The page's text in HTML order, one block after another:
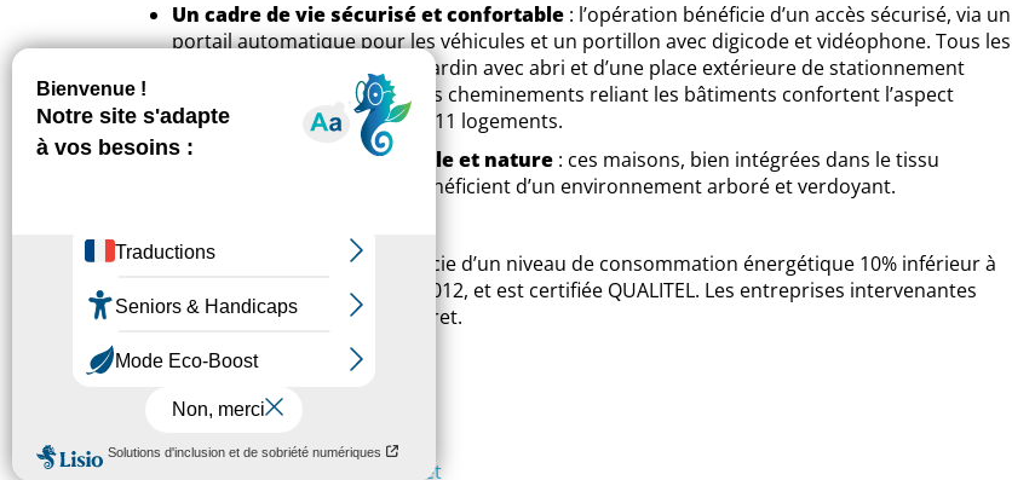
Un cadre de vie sécurisé et confortable : l’opération bénéficie d’un accès sécurisé, via un
portail automatique pour les véhicules et un portillon avec digicode et vidéophone. Tous les
logements bénéficient d’un jardin avec abri et d’une place extérieure de stationnement
(dont 2 aux normes PMR). Les cheminements reliant les bâtiments confortent l’aspect
« cocon dans la ville » de ces 11 logements.
Une construction entre ville et nature : ces maisons, bien intégrées dans le tissu
pavillonnaire du quartier, bénéficient d’un environnement arboré et verdoyant.
L'opération, livrée fin 2018, bénéficie d’un niveau de consommation énergétique 10% inférieur à
la règlementation thermique RT 2012, et est certifiée QUALITEL. Les entreprises intervenantes
sont principalement issues du Loiret.
NOS PARTENAIRES :
Le conseil départemental du Loiret